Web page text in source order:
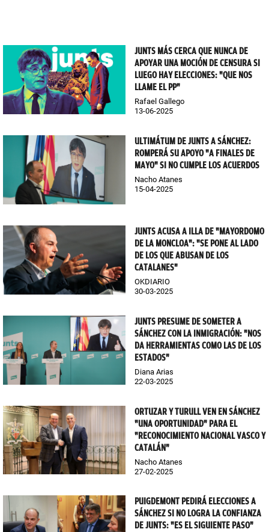
JUNTS MÁS CERCA QUE NUNCA DE
APOYAR UNA MOCIÓN DE CENSURA SI
LUEGO HAY ELECCIONES: "QUE NOS
LLAME EL PP"
Rafael Gallego
13-06-2025
ULTIMÁTUM DE JUNTS A SÁNCHEZ:
ROMPERÁ SU APOYO "A FINALES DE
MAYO" SI NO CUMPLE LOS ACUERDOS
Nacho Atanes
15-04-2025
JUNTS ACUSA A ILLA DE "MAYORDOMO
DE LA MONCLOA": "SE PONE AL LADO
DE LOS QUE ABUSAN DE LOS
CATALANES"
OKDIARIO
30-03-2025
JUNTS PRESUME DE SOMETER A
SÁNCHEZ CON LA INMIGRACIÓN: "NOS
DA HERRAMIENTAS COMO LAS DE LOS
ESTADOS"
Diana Arias
22-03-2025
ORTUZAR Y TURULL VEN EN SÁNCHEZ
"UNA OPORTUNIDAD" PARA EL
"RECONOCIMIENTO NACIONAL VASCO Y
CATALÁN"
Nacho Atanes
27-02-2025
PUIGDEMONT PEDIRÁ ELECCIONES A
SÁNCHEZ SI NO LOGRA LA CONFIANZA
DE JUNTS: "ES EL SIGUIENTE PASO"